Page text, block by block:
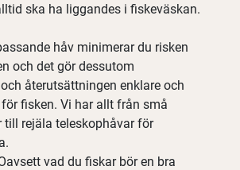
ska ha liggandes i fiskeväskan.
håv minimerar du risken
och det gör dessutom
återutsättningen enklare och
fisken. Vi har allt från små
till rejäla teleskophåvar för
vad du fiskar bör en bra